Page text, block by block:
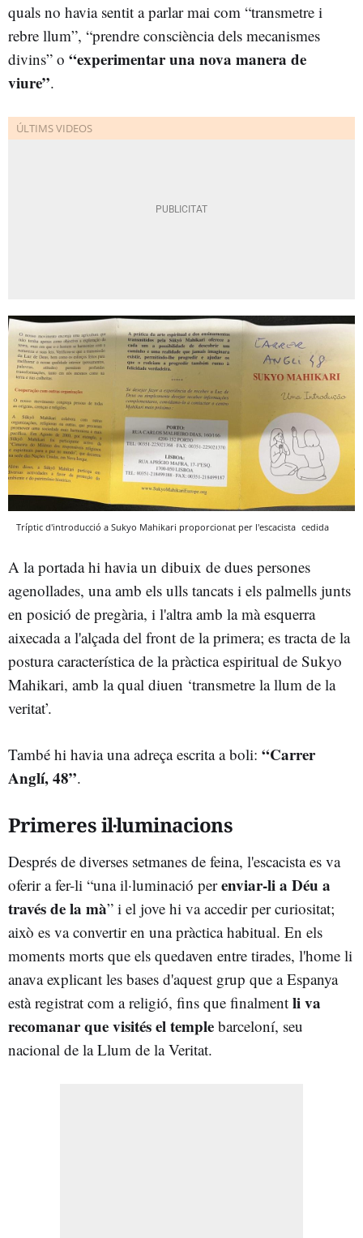
quals no havia sentit a parlar mai com “transmetre i
rebre llum”, “prendre consciència dels mecanismes
divins” o “experimentar una nova manera de
viure”.
Tríptic d'introducció a Sukyo Mahikari proporcionat per l'escacista cedida
A la portada hi havia un dibuix de dues persones
agenollades, una amb els ulls tancats i els palmells junts
en posició de pregària, i l'altra amb la mà esquerra
aixecada a l'alçada del front de la primera; es tracta de la
postura característica de la pràctica espiritual de Sukyo
Mahikari, amb la qual diuen ‘transmetre la llum de la
veritat’.
També hi havia una adreça escrita a boli: “Carrer
Anglí, 48”.
Primeres il·luminacions
Després de diverses setmanes de feina, l'escacista es va
oferir a fer-li “una il·luminació perenviar-li a Déu a
través de la mà” i el jove hi va accedir per curiositat;
això es va convertir en una pràctica habitual. En els
moments morts que els quedaven entre tirades, l'home li
anava explicant les bases d'aquest grup que a Espanya
està registrat com a religió, fins que finalment li va
recomanar que visités el temple barceloní, seu
nacional de la Llum de la Veritat.